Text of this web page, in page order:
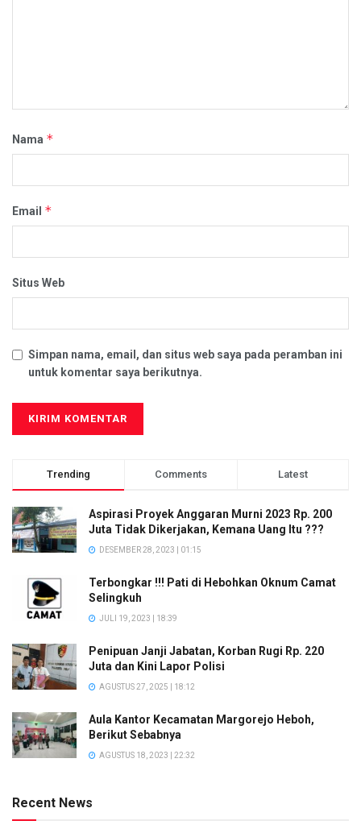
Nama *
Email *
Situs Web
Simpan nama, email, dan situs web saya pada peramban ini
untuk komentar saya berikutnya.
Trending Comments Latest
Aspirasi Proyek Anggaran Murni 2023 Rp. 200
Juta Tidak Dikerjakan, Kemana Uang Itu ???
DESEMBER 28, 2023 | 01:15
Terbongkar !!! Pati di Hebohkan Oknum Camat
Selingkuh
JULI 19, 2023 | 18:39
Penipuan Janji Jabatan, Korban Rugi Rp. 220
Juta dan Kini Lapor Polisi
AGUSTUS 27, 2025 | 18:12
Aula Kantor Kecamatan Margorejo Heboh,
Berikut Sebabnya
AGUSTUS 18, 2023 | 22:32
Recent News